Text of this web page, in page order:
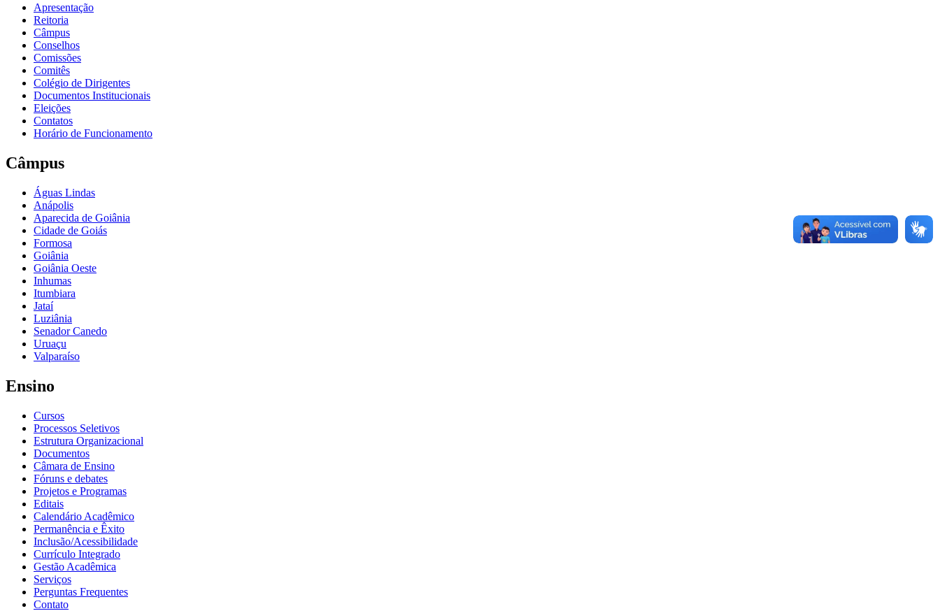
Apresentação
Reitoria
Câmpus
Conselhos
Comissões
Comitês
Colégio de Dirigentes
Documentos Institucionais
Eleições
Contatos
Horário de Funcionamento
Câmpus
Águas Lindas
Anápolis
Aparecida de Goiânia
Cidade de Goiás
Formosa
Goiânia
Goiânia Oeste
Inhumas
Itumbiara
Jataí
Luziânia
Senador Canedo
Uruaçu
Valparaíso
Ensino
Cursos
Processos Seletivos
Estrutura Organizacional
Documentos
Câmara de Ensino
Fóruns e debates
Projetos e Programas
Editais
Calendário Acadêmico
Permanência e Êxito
Inclusão/Acessibilidade
Currículo Integrado
Gestão Acadêmica
Serviços
Perguntas Frequentes
Contato